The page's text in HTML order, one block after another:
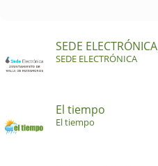
SEDE ELECTRÓNICA
SEDE ELECTRÓNICA
El tiempo
El tiempo